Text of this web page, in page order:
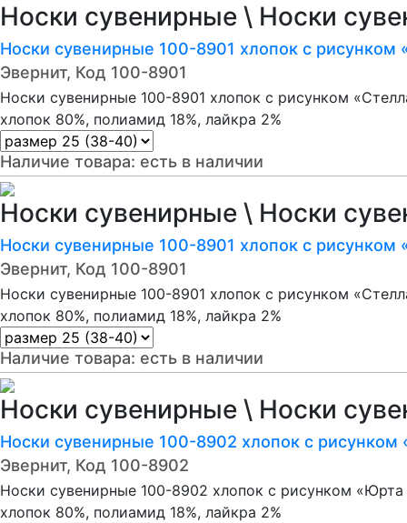
Носки сувенирные \ Носки
Носки сувенирные 100-8901 хлопок с рисунком
Эвернит, Код 100-8901
Носки сувенирные 100-8901 хлопок с рисунком
хлопок 80%, полиамид 18%, лайкра 2%
Наличие товара: есть в наличии
Носки сувенирные \ Носки
Носки сувенирные 100-8901 хлопок с рисунком
Эвернит, Код 100-8901
Носки сувенирные 100-8901 хлопок с рисунком
хлопок 80%, полиамид 18%, лайкра 2%
Наличие товара: есть в наличии
Носки сувенирные \ Носки
Носки сувенирные 100-8902 хлопок с
Эвернит, Код 100-8902
Носки сувенирные 100-8902 хлопок с рисунком
хлопок 80%, полиамид 18%, лайкра 2%